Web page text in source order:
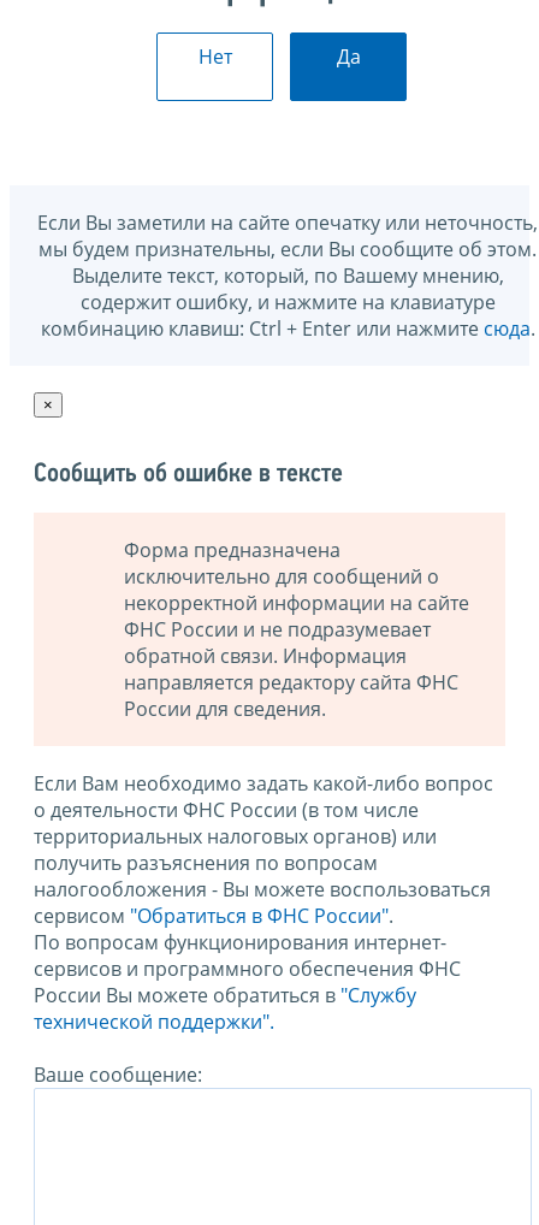
Нет Да
Если Вы заметили на сайте опечатку или неточность,
мы будем признательны, если Вы сообщите об этом.
Выделите текст, который, по Вашему мнению,
содержит ошибку, и нажмите на клавиатуре
комбинацию клавиш: Ctrl + Enter или нажмите сюда.
×
Сообщить об ошибке в тексте
Форма предназначена
исключительно для сообщений о
некорректной информации на сайте
ФНС России и не подразумевает
обратной связи. Информация
направляется редактору сайта ФНС
России для сведения.
Если Вам необходимо задать какой-либо вопрос
о деятельности ФНС России (в том числе
территориальных налоговых органов) или
получить разъяснения по вопросам
налогообложения - Вы можете воспользоваться
сервисом "Обратиться в ФНС России".
По вопросам функционирования интернет-
сервисов и программного обеспечения ФНС
России Вы можете обратиться в "Службу
технической поддержки".
Ваше сообщение: